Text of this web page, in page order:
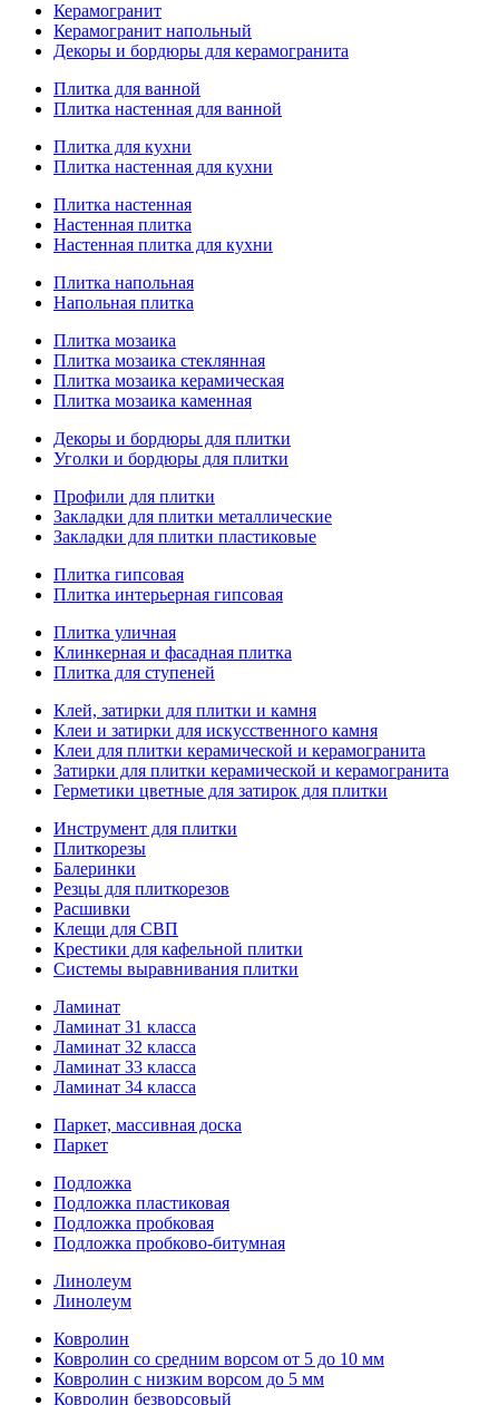
Керамогранит
Керамогранит напольный
Декоры и бордюры для керамогранита
Плитка для ванной
Плитка настенная для ванной
Плитка для кухни
Плитка настенная для кухни
Плитка настенная
Настенная плитка
Настенная плитка для кухни
Плитка напольная
Напольная плитка
Плитка мозаика
Плитка мозаика стеклянная
Плитка мозаика керамическая
Плитка мозаика каменная
Декоры и бордюры для плитки
Уголки и бордюры для плитки
Профили для плитки
Закладки для плитки металлические
Закладки для плитки пластиковые
Плитка гипсовая
Плитка интерьерная гипсовая
Плитка уличная
Клинкерная и фасадная плитка
Плитка для ступеней
Клей, затирки для плитки и камня
Клеи и затирки для искусственного камня
Клеи для плитки керамической и керамогранита
Затирки для плитки керамической и керамогранита
Герметики цветные для затирок для плитки
Инструмент для плитки
Плиткорезы
Балеринки
Резцы для плиткорезов
Расшивки
Клещи для СВП
Крестики для кафельной плитки
Системы выравнивания плитки
Ламинат
Ламинат 31 класса
Ламинат 32 класса
Ламинат 33 класса
Ламинат 34 класса
Паркет, массивная доска
Паркет
Подложка
Подложка пластиковая
Подложка пробковая
Подложка пробково-битумная
Линолеум
Линолеум
Ковролин
Ковролин со средним ворсом от 5 до 10 мм
Ковролин с низким ворсом до 5 мм
Ковролин безворсовый